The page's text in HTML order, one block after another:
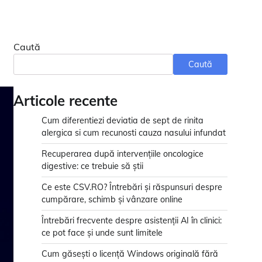
Caută
Caută
Articole recente
Cum diferentiezi deviatia de sept de rinita
alergica si cum recunosti cauza nasului infundat
Recuperarea după intervențiile oncologice
digestive: ce trebuie să știi
Ce este CSV.RO? Întrebări și răspunsuri despre
cumpărare, schimb și vânzare online
Întrebări frecvente despre asistenții AI în clinici:
ce pot face și unde sunt limitele
Cum găsești o licență Windows originală fără